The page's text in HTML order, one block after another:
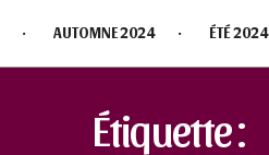
AUTOMNE 2024 ÉTÉ 2024
Étiquette :